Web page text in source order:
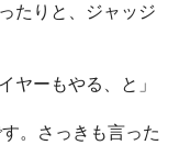
たりと、ジャッジ
ヤーもやる、と」
。さっきも言った